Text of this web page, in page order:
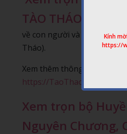
Kính
https://
TÀO THÁO
về con người và cuộc đời
Tháo).
Xem thêm thông tin tại
https://
Xem trọn bộ
Nguyên Chương,